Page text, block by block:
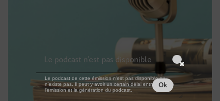
Le podcast n'est pas disponible
Le podcast de cette émission n'est pas disponible ou
n'existe pas. Il peut y avoir un certain délai entre la fin de
l'émission et la génération du podcast.
Ok